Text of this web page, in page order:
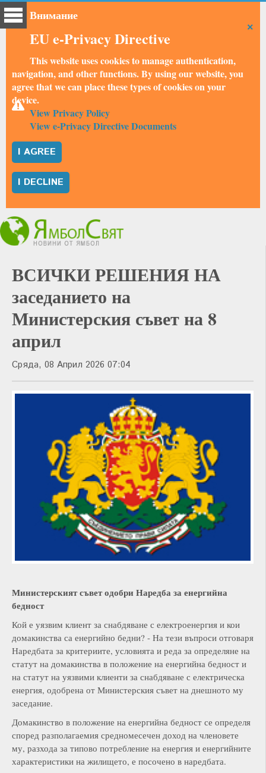
×
Внимание
EU e-Privacy Directive
This website uses cookies to manage authentication,
navigation, and other functions. By using our website, you
agree that we can place these types of cookies on your
device.
View Privacy Policy
View e-Privacy Directive Documents
I AGREE
I DECLINE
ВСИЧКИ РЕШЕНИЯ НА
заседанието на
Министерския съвет на 8
април
Сряда, 08 Април 2026 07:04
Министерският съвет одобри Наредба за енергийна
бедност
Кой е уязвим клиент за снабдяване с електроенергия и кои
домакинства са енергийно бедни? - На тези въпроси отговаря
Наредбата за критериите, условията и реда за определяне на
статут на домакинства в положение на енергийна бедност и
на статут на уязвими клиенти за снабдяване с електрическа
енергия, одобрена от Министерския съвет на днешното му
заседание.
Домакинство в положение на енергийна бедност се определя
според разполагаемия средномесечен доход на членовете
му, разхода за типово потребление на енергия и енергийните
характеристики на жилището, е посочено в наредбата.